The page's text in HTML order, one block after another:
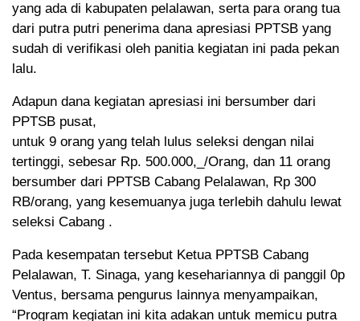
yang ada di kabupaten pelalawan, serta para orang tua
dari putra putri penerima dana apresiasi PPTSB yang
sudah di verifikasi oleh panitia kegiatan ini pada pekan
lalu.
Adapun dana kegiatan apresiasi ini bersumber dari
PPTSB pusat,
untuk 9 orang yang telah lulus seleksi dengan nilai
tertinggi, sebesar Rp. 500.000,_/Orang, dan 11 orang
bersumber dari PPTSB Cabang Pelalawan, Rp 300
RB/orang, yang kesemuanya juga terlebih dahulu lewat
seleksi Cabang .
Pada kesempatan tersebut Ketua PPTSB Cabang
Pelalawan, T. Sinaga, yang kesehariannya di panggil 0p
Ventus, bersama pengurus lainnya menyampaikan,
“Program kegiatan ini kita adakan untuk memicu putra